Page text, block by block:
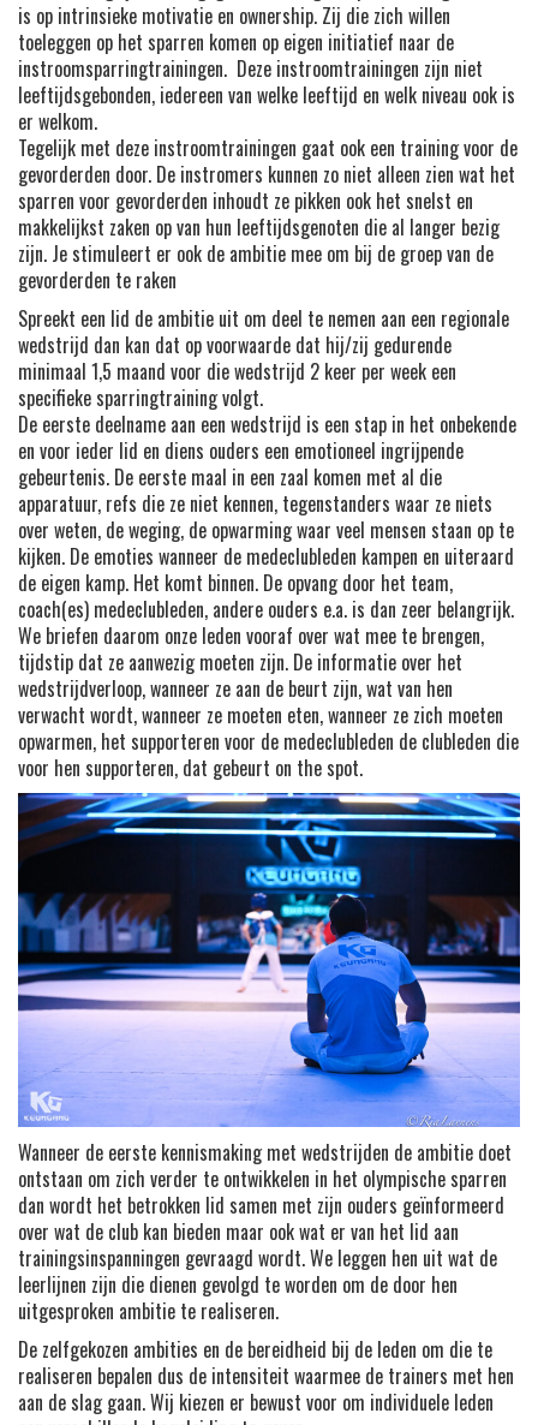
is op intrinsieke motivatie en ownership. Zij die zich willen
toeleggen op het sparren komen op eigen initiatief naar de
instroomsparringtrainingen. Deze instroomtrainingen zijn niet
leeftijdsgebonden, iedereen van welke leeftijd en welk niveau ook is
er welkom.
Tegelijk met deze instroomtrainingen gaat ook een training voor de
gevorderden door. De instromers kunnen zo niet alleen zien wat het
sparren voor gevorderden inhoudt ze pikken ook het snelst en
makkelijkst zaken op van hun leeftijdsgenoten die al langer bezig
zijn. Je stimuleert er ook de ambitie mee om bij de groep van de
gevorderden te raken
Spreekt een lid de ambitie uit om deel te nemen aan een regionale
wedstrijd dan kan dat op voorwaarde dat hij/zij gedurende
minimaal 1,5 maand voor die wedstrijd 2 keer per week een
specifieke sparringtraining volgt.
De eerste deelname aan een wedstrijd is een stap in het onbekende
en voor ieder lid en diens ouders een emotioneel ingrijpende
gebeurtenis. De eerste maal in een zaal komen met al die
apparatuur, refs die ze niet kennen, tegenstanders waar ze niets
over weten, de weging, de opwarming waar veel mensen staan op te
kijken. De emoties wanneer de medeclubleden kampen en uiteraard
de eigen kamp. Het komt binnen. De opvang door het team,
coach(es) medeclubleden, andere ouders e.a. is dan zeer belangrijk.
We briefen daarom onze leden vooraf over wat mee te brengen,
tijdstip dat ze aanwezig moeten zijn. De informatie over het
wedstrijdverloop, wanneer ze aan de beurt zijn, wat van hen
verwacht wordt, wanneer ze moeten eten, wanneer ze zich moeten
opwarmen, het supporteren voor de medeclubleden de clubleden die
voor hen supporteren, dat gebeurt on the spot.
Wanneer de eerste kennismaking met wedstrijden de ambitie doet
ontstaan om zich verder te ontwikkelen in het olympische sparren
dan wordt het betrokken lid samen met zijn ouders geïnformeerd
over wat de club kan bieden maar ook wat er van het lid aan
trainingsinspanningen gevraagd wordt. We leggen hen uit wat de
leerlijnen zijn die dienen gevolgd te worden om de door hen
uitgesproken ambitie te realiseren.
De zelfgekozen ambities en de bereidheid bij de leden om die te
realiseren bepalen dus de intensiteit waarmee de trainers met hen
aan de slag gaan. Wij kiezen er bewust voor om individuele leden